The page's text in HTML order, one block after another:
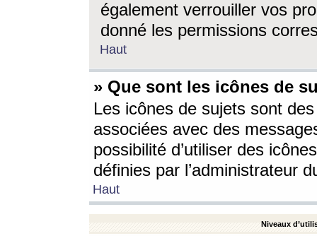
également verrouiller vos
donné les permissions
Haut
» Que sont les icônes de
Les icônes de sujets sont
associées avec des
possibilité d’utiliser des
définies par l’administrateur
Haut
Niveaux